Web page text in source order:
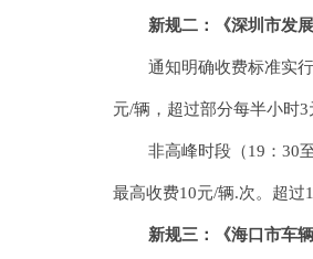
新规二：《深圳市发展
通知明确收费标准实行
元/辆，超过部分每半小时3
非高峰时段（19：30至
最高收费10元/辆.次。超过
新规三：《海口市车辆